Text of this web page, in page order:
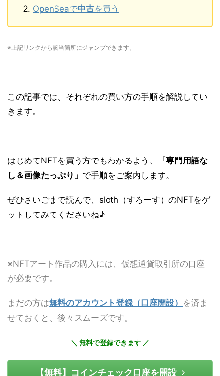
OpenSeaで中古を買う
※上記リンクから該当箇所にジャンプできます。
この記事では、それぞれの買い方の手順を解説してい
きます。
はじめてNFTを買う方でもわかるよう、
「専門用語な
し＆画像たっぷり」 で手順をご案内します。
ぜひさいごまで読んで、sloth（すろーす）のNFTをゲ
ットしてみてくださいね♪
※NFTアート作品の購入には、仮想通貨取引所の口座
が必要です。
まだの方は無料のアカウント登録（口座開設） を済ま
せておくと、後々スムーズです。
＼ 無料で登録できます ／
【無料】コインチェック口座を開設